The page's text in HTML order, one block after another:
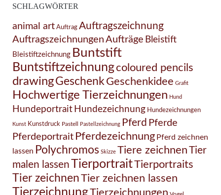
SCHLAGWÖRTER
animal art Auftrag Auftragszeichnung
Auftragszeichnungen Aufträge Bleistift
Bleistiftzeichnung Buntstift
Buntstiftzeichnungcoloured pencils
drawingGeschenk Geschenkidee Grafit
Hochwertige Tierzeichnungen Hund
Hundeportrait Hundezeichnung Hundezeichnungen
Kunst Kunstdruck Pastell Pastellzeichnung Pferd Pferde
Pferdeportrait Pferdezeichnung Pferd zeichnen
lassen Polychromos Skizze Tiere zeichnenTier
malen lassenTierportraitTierportraits
Tier zeichnenTier zeichnen lassen
TierzeichnungTierzeichnungen